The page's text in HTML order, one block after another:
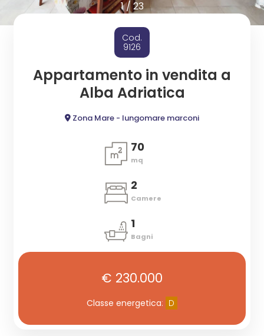
1/23
Cod.
9126
Appartamento in vendita a
Alba Adriatica
Zona Mare - lungomare marconi
70
mq
2
Camere
1
Bagni
€ 230.000
Classe energetica: D
NEWS
CONTATTI
Comune
Industriali